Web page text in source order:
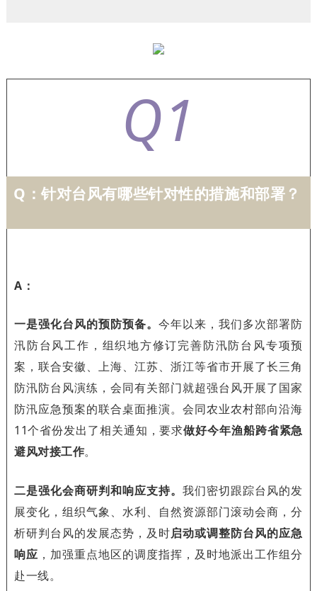
Q1
Q：针对台风有哪些针对性的措施和部署？
A：
一是强化台风的预防预备。今年以来，我们多次部署防
汛防台风工作，组织地方修订完善防汛防台风专项预
案，联合安徽、上海、江苏、浙江等省市开展了长三角
防汛防台风演练，会同有关部门就超强台风开展了国家
防汛应急预案的联合桌面推演。会同农业农村部向沿海
11个省份发出了相关通知，要求做好今年渔船跨省紧急
避风对接工作。
二是强化会商研判和响应支持。我们密切跟踪台风的发
展变化，组织气象、水利、自然资源部门滚动会商，分
析研判台风的发展态势，及时启动或调整防台风的应急
响应 ，加强重点地区的调度指挥，及时地派出工作组分
赴一线。